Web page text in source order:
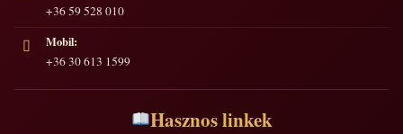
+36 59 528 010
▯
Mobil:
+36 30 613 1599
Hasznos linkek